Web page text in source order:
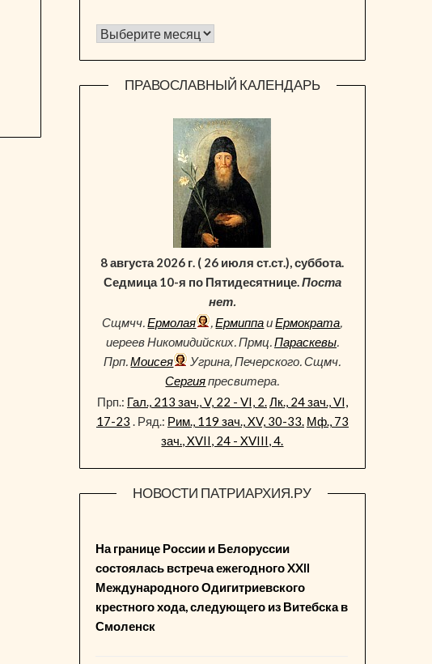
Архив новостей
ПРАВОСЛАВНЫЙ КАЛЕНДАРЬ
8 августа 2026 г. ( 26 июля ст.ст.), суббота.
Седмица 10-я по Пятидесятнице.Поста
нет.
Сщмчч.Ермолая ,ЕрмиппаиЕрмократа,
иереев Никомидийских. Прмц.Параскевы.
Прп.Моисея
Угрина, Печерского. Сщмч.
Сергияпресвитера.
Прп.: Гал., 213 зач., V, 22 - VI, 2.Лк., 24 зач., VI,
17-23 . Ряд.: Рим., 119 зач., XV, 30-33. Мф., 73
зач., XVII, 24 - XVIII, 4.
НОВОСТИ ПАТРИАРХИЯ.РУ
На границе России и Белоруссии
состоялась встреча ежегодного XXII
Международного Одигитриевского
крестного хода, следующего из Витебска в
Смоленск